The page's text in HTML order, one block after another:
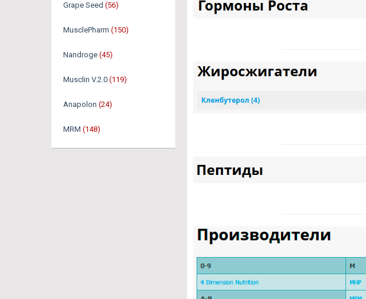
Grape Seed (56)
MusclePharm (150)
Nandroge (45)
Musclin V.2.0 (119)
Anapolon (24)
MRM (148)